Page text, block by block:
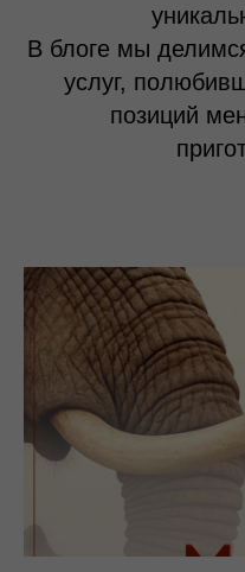
В блоге мы
услуг,
позиций